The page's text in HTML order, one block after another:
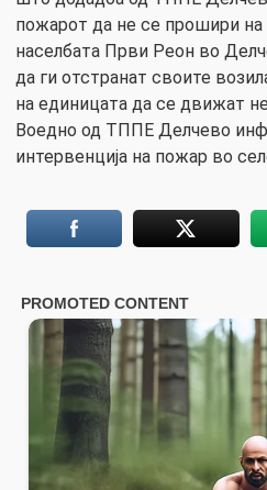
пожарот да не се прошири на
населбата Први Реон во
да ги отстранат своите
на единицата да се движат
Воедно од ТППЕ Делчево
интервенција на пожар во